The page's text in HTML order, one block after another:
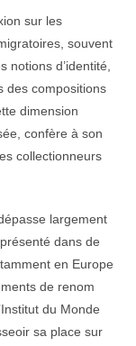
sur les
souvent
d’identité,
des compositions
dimension
confère à son
collectionneurs
largement
dans de
en Europe
de renom
du Monde
sa place sur